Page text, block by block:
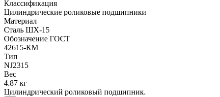
Классификация
Цилиндрические роликовые подшипники
Материал
Сталь ШХ-15
Обозначение ГОСТ
42615-КМ
Тип
NJ2315
Вес
4.87 кг
Цилиндрический роликовый подшипник.